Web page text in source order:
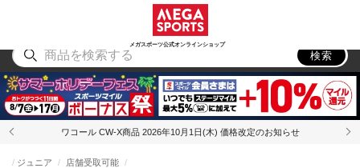
メガスポーツ公式オンラインショップ
アウトドア
検索
ワコール CW-X商品 2026年10月1日(木) 価格改定のお知らせ
ジュニア 店舗受取可能